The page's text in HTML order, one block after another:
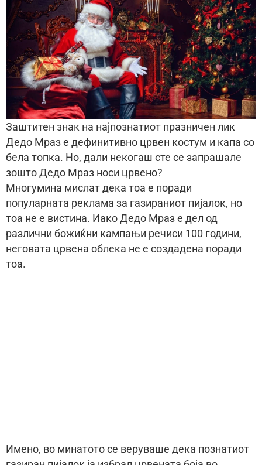
Заштитен знак на најпознатиот празничен лик
Дедо Мраз е дефинитивно црвен костум и капа со
бела топка. Но, дали некогаш сте се запрашале
зошто Дедо Мраз носи црвено?
Многумина мислат дека тоа е поради
популарната реклама за газираниот пијалок, но
тоа не е вистина. Иако Дедо Мраз е дел од
различни божиќни кампањи речиси 100 години,
неговата црвена облека не е создадена поради
тоа.
Имено, во минатото се веруваше дека познатиот